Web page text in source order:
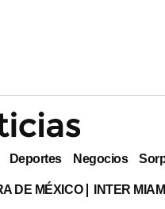
Deportes Negocios
DE MÉXICO INTER